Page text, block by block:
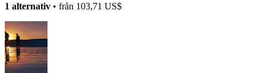
1 alternativ • från 103,71 US$